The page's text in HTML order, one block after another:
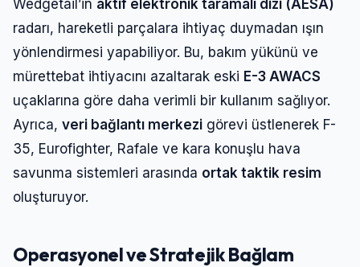
Wedgetail’in aktif elektronik taramalı dizi (AESA)
radarı, hareketli parçalara ihtiyaç duymadan ışın
yönlendirmesi yapabiliyor. Bu, bakım yükünü ve
mürettebat ihtiyacını azaltarak eski E-3 AWACS
uçaklarına göre daha verimli bir kullanım sağlıyor.
Ayrıca, veri bağlantı merkezi görevi üstlenerek F-
35, Eurofighter, Rafale ve kara konuşlu hava
savunma sistemleri arasında ortak taktik resim
oluşturuyor.
Operasyonel ve Stratejik Bağlam